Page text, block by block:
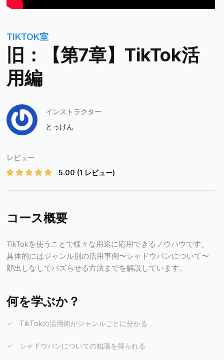
TIKTOK室
旧：【第7章】TikTok活
用編
インストラクター
とっけん
レビュー
5.00 (1 レビュー)
コース概要
TikTokを使うことで様々な用途に応用できるノウハウです。
具体的にはジャンル別の活用事例〜シャドウバンについて〜
顔出しなしでバズらせる方法までを解説しています。
何を学ぶか？
TikTokの活用術がジャンルごとに分かる
シャドウバンについての知識を得られる